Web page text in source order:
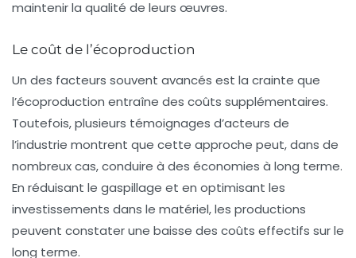
maintenir la qualité de leurs œuvres.
Le coût de l’écoproduction
Un des facteurs souvent avancés est la crainte que
l’écoproduction entraîne des coûts supplémentaires.
Toutefois, plusieurs témoignages d’acteurs de
l’industrie montrent que cette approche peut, dans de
nombreux cas, conduire à des économies à long terme.
En réduisant le gaspillage et en optimisant les
investissements dans le matériel, les productions
peuvent constater une baisse des coûts effectifs sur le
long terme.